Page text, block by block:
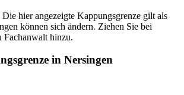
Die hier angezeigte Kappungsgrenze gilt als
können sich ändern. Ziehen Sie bei
Fachanwalt hinzu.
in Nersingen